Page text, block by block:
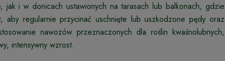
i w donicach ustawionych na tarasach lub balkonach, gdzie
regularnie przycinać uschnięte lub uszkodzone pędy oraz
nawozów przeznaczonych dla roślin kwaśnolubnych,
intensywny wzrost.